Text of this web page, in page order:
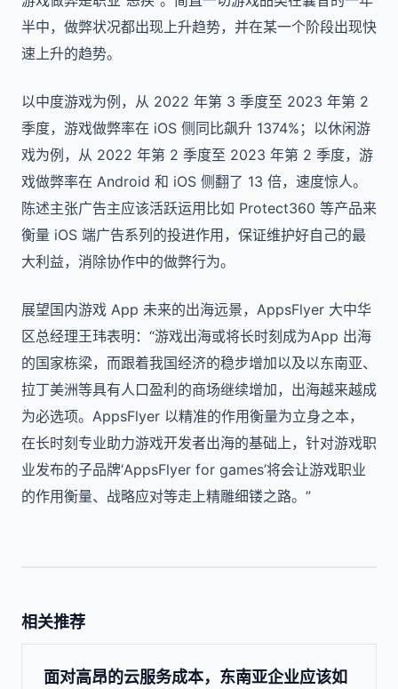
半中，做弊状况都出现上升趋势，并在某一个阶段出现快
速上升的趋势。
以中度游戏为例，从 2022 年第 3 季度至 2023 年第 2
季度，游戏做弊率在 iOS 侧同比飙升 1374%；以休闲游
戏为例，从 2022 年第 2 季度至 2023 年第 2 季度，游
戏做弊率在 Android 和 iOS 侧翻了 13 倍，速度惊人。
陈述主张广告主应该活跃运用比如 Protect360 等产品来
衡量 iOS 端广告系列的投进作用，保证维护好自己的最
大利益，消除协作中的做弊行为。
展望国内游戏 App 未来的出海远景，AppsFlyer 大中华
区总经理王玮表明：“游戏出海或将长时刻成为App 出海
的国家栋梁，而跟着我国经济的稳步增加以及以东南亚、
拉丁美洲等具有人口盈利的商场继续增加，出海越来越成
为必选项。AppsFlyer 以精准的作用衡量为立身之本，
在长时刻专业助力游戏开发者出海的基础上，针对游戏职
业发布的子品牌‘AppsFlyer for games’将会让游戏职业
的作用衡量、战略应对等走上精雕细镂之路。”
相关推荐
面对高昂的云服务成本，东南亚企业应该如